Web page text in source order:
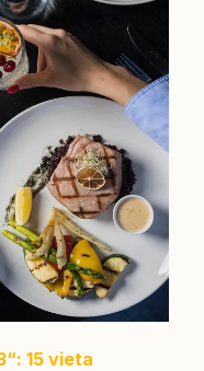
15 vieta